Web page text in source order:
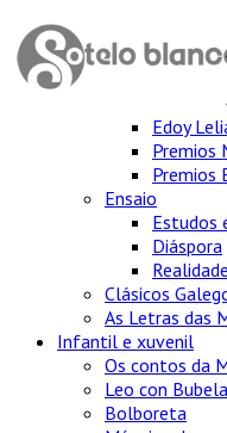
Edoy
Premios
Premios
Ensaio
Estudos
Diáspora
Realidade
Clásicos
As Letras das
Infantil e xuvenil
Os contos da
Leo con Bubela
Bolboreta